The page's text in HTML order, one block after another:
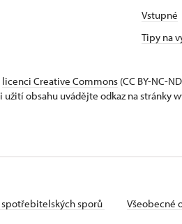
Vstupné
Tipy na
licenci Creative Commons (CC BY-NC-
obsahu uvádějte odkaz na stránky
spotřebitelských sporů Všeobecné